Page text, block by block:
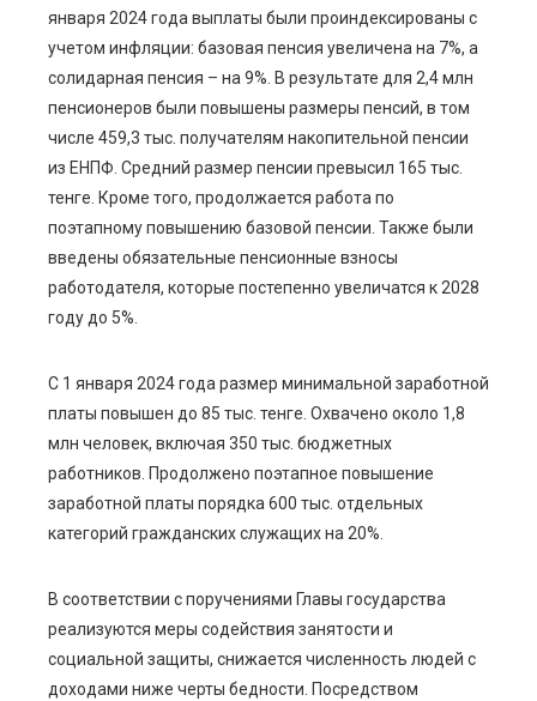
января 2024 года выплаты были проиндексированы с
учетом инфляции: базовая пенсия увеличена на 7%, а
солидарная пенсия – на 9%. В результате для 2,4 млн
пенсионеров были повышены размеры пенсий, в том
числе 459,3 тыс. получателям накопительной пенсии
из ЕНПФ. Средний размер пенсии превысил 165 тыс.
тенге. Кроме того, продолжается работа по
поэтапному повышению базовой пенсии. Также были
введены обязательные пенсионные взносы
работодателя, которые постепенно увеличатся к 2028
году до 5%.
С 1 января 2024 года размер минимальной заработной
платы повышен до 85 тыс. тенге. Охвачено около 1,8
млн человек, включая 350 тыс. бюджетных
работников. Продолжено поэтапное повышение
заработной платы порядка 600 тыс. отдельных
категорий гражданских служащих на 20%.
В соответствии с поручениями Главы государства
реализуются меры содействия занятости и
социальной защиты, снижается численность людей с
доходами ниже черты бедности. Посредством